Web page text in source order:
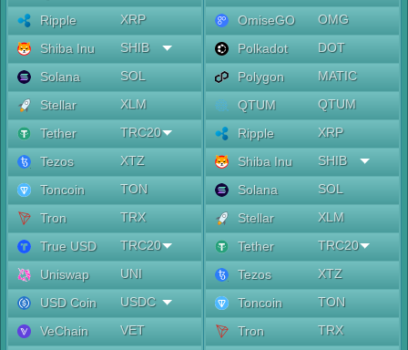
Ripple
XRP
Shiba Inu
SHIB
Solana
SOL
Stellar
XLM
Tether
TRC20
Tezos
XTZ
Toncoin
TON
Tron
TRX
True USD
TRC20
Uniswap
UNI
USD Coin
USDC
VeChain
VET
OmiseGO
OMG
Polkadot
DOT
Polygon
MATIC
QTUM
QTUM
Ripple
XRP
Shiba Inu
SHIB
Solana
SOL
Stellar
XLM
Tether
TRC20
Tezos
XTZ
Toncoin
TON
Tron
TRX